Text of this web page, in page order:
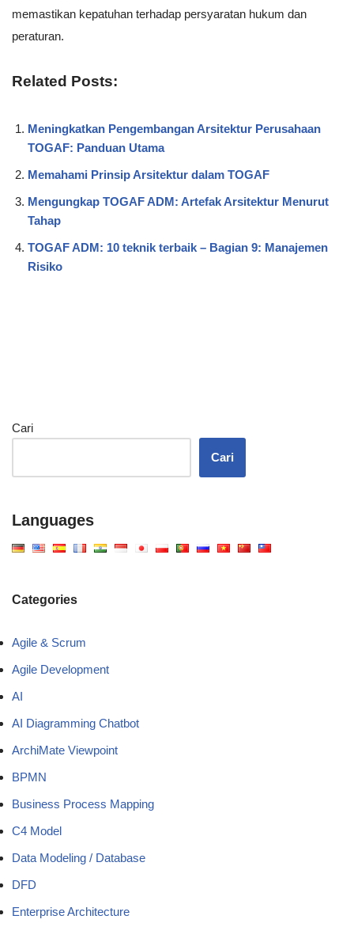
memastikan kepatuhan terhadap persyaratan hukum dan
peraturan.
Related Posts:
Meningkatkan Pengembangan Arsitektur Perusahaan
TOGAF: Panduan Utama
Memahami Prinsip Arsitektur dalam TOGAF
Mengungkap TOGAF ADM: Artefak Arsitektur Menurut
Tahap
TOGAF ADM: 10 teknik terbaik – Bagian 9: Manajemen
Risiko
Cari
Cari
Languages
Categories
Agile & Scrum
Agile Development
AI
AI Diagramming Chatbot
ArchiMate Viewpoint
BPMN
Business Process Mapping
C4 Model
Data Modeling / Database
DFD
Enterprise Architecture